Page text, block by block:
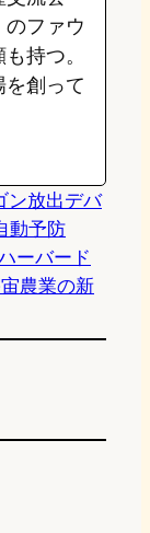
のファウ
持つ。
を創って
ン放出デバ
動予防
ーバード
農業の新